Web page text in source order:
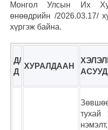
Монгол Улсын Их
өнөөдрийн /2026.03.17/
хүргэж байна.
Д/
Д
ХУРАЛДААН
тухай
нэмэлт,